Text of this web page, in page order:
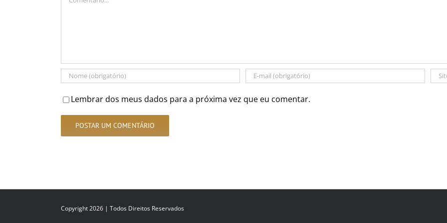
Lembrar dos meus dados para a próxima vez que eu comentar.
Copyright 2026 | Todos Direitos Reservados